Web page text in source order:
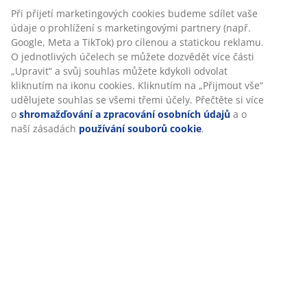
Hodnocení
(17)
Doprava
Při přijetí marketingových cookies budeme sdílet vaše
údaje o prohlížení s marketingovými partnery (např.
Google, Meta a TikTok) pro cílenou a statickou reklamu.
O jednotlivých účelech se můžete dozvědět více části
„Upravit“ a svůj souhlas můžete kdykoli odvolat
kliknutím na ikonu cookies. Kliknutím na „Přijmout vše“
udělujete souhlas se všemi třemi účely. Přečtěte si více
o shromažďování a zpracování osobních údajů a o
naší zásadách používání souborů cookie.